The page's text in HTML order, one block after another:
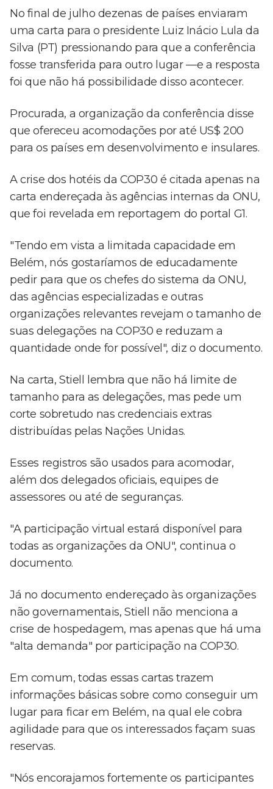
No final de julho dezenas de países enviaram
uma carta para o presidente Luiz Inácio Lula da
Silva (PT) pressionando para que a conferência
fosse transferida para outro lugar —e a resposta
foi que não há possibilidade disso acontecer.
Procurada, a organização da conferência disse
que ofereceu acomodações por até US$ 200
para os países em desenvolvimento e insulares.
A crise dos hotéis da COP30 é citada apenas na
carta endereçada às agências internas da ONU,
que foi revelada em reportagem do portal G1.
"Tendo em vista a limitada capacidade em
Belém, nós gostaríamos de educadamente
pedir para que os chefes do sistema da ONU,
das agências especializadas e outras
organizações relevantes revejam o tamanho de
suas delegações na COP30 e reduzam a
quantidade onde for possível", diz o documento.
Na carta, Stiell lembra que não há limite de
tamanho para as delegações, mas pede um
corte sobretudo nas credenciais extras
distribuídas pelas Nações Unidas.
Esses registros são usados para acomodar,
além dos delegados oficiais, equipes de
assessores ou até de seguranças.
"A participação virtual estará disponível para
todas as organizações da ONU", continua o
documento.
Já no documento endereçado às organizações
não governamentais, Stiell não menciona a
crise de hospedagem, mas apenas que há uma
"alta demanda" por participação na COP30.
Em comum, todas essas cartas trazem
informações básicas sobre como conseguir um
lugar para ficar em Belém, na qual ele cobra
agilidade para que os interessados façam suas
reservas.
"Nós encorajamos fortemente os participantes